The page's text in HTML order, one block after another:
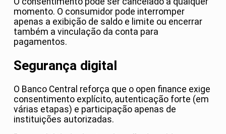
momento. O consumidor pode interromper
apenas a exibição de saldo e limite ou encerrar
também a vinculação da conta para
pagamentos.
Segurança digital
O Banco Central reforça que o open finance exige
consentimento explícito, autenticação forte (em
várias etapas) e participação apenas de
instituições autorizadas.